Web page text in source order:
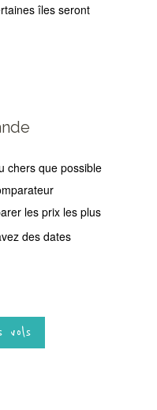
îles seront
chers que possible
les prix les plus
des dates
vols